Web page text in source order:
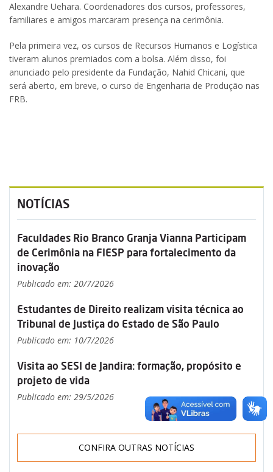
Alexandre Uehara. Coordenadores dos cursos, professores,
familiares e amigos marcaram presença na cerimônia.
Pela primeira vez, os cursos de Recursos Humanos e Logística
tiveram alunos premiados com a bolsa. Além disso, foi
anunciado pelo presidente da Fundação, Nahid Chicani, que
será aberto, em breve, o curso de Engenharia de Produção nas
FRB.
NOTÍCIAS
Faculdades Rio Branco Granja Vianna Participam
de Cerimônia na FIESP para fortalecimento da
inovação
Publicado em: 20/7/2026
Estudantes de Direito realizam visita técnica ao
Tribunal de Justiça do Estado de São Paulo
Publicado em: 10/7/2026
Visita ao SESI de Jandira: formação, propósito e
projeto de vida
Publicado em: 29/5/2026
CONFIRA OUTRAS NOTÍCIAS